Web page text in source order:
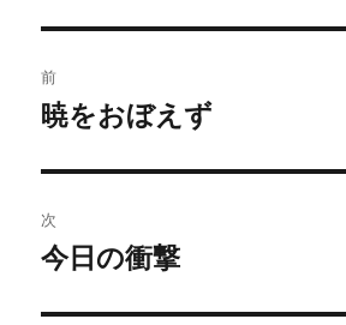
稿
ビ
ゲ
ー
前
前
投
稿:
暁をおぼえず
次
次
今日の衝撃